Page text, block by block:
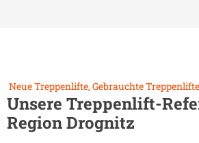
Neue Treppenlifte, Gebrauchte
Unsere Treppenlift-
RegionDrognitz